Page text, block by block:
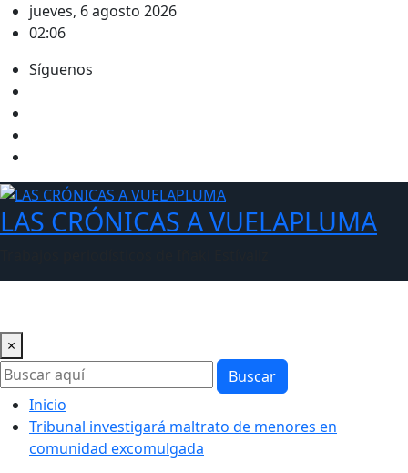
Saltarjueves, 6 agosto 2026
02:06
Síguenos
LAS CRÓNICAS A VUELAPLUMA
×
Buscar
Inicio
Tribunal investigará maltrato de menores en
comunidad excomulgada